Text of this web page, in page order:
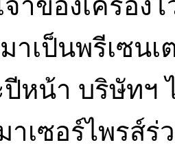
จ้าของเครื่อง
เป็นพรีเซนเ
หน้า บริษัทฯ
าเซอร์ไพรส์